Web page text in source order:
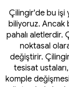
Çilingir'de bu işi
biliyoruz. Ancak
pahalı aletlerdir.
noktasal
değiştirir.
tesisat
komple